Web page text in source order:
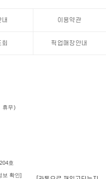
이용약관
픽업매장안내
휴무)
호
보 확인]